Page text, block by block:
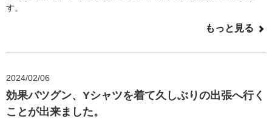
す。
もっと見る
2024/02/06
効果バツグン、Yシャツを着て久しぶりの出張へ行く
ことが出来ました。